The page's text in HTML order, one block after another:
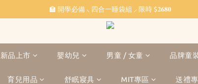
˗ˏˋ 𝔽𝕣𝕖𝕖 𝕊𝕙𝕚𝕡𝕡𝕚𝕟𝕘 ˎˊ˗ 全館滿 $𝟙,𝟘𝟘𝟘 免運
🏫 開學必備 ⸜ 四合一睡袋組 ⸝ 限時 $𝟐𝟔𝟖𝟎
🐳 清涼一夏 🎁 滿額贈 𝗕𝗔𝗕𝗬 𝗕𝗘𝗔𝗥 系列好禮
˗ˏˋ 𝔽𝕣𝕖𝕖 𝕊𝕙𝕚𝕡𝕡𝕚𝕟𝕘 ˎˊ˗ 全館滿 $𝟙,𝟘𝟘𝟘 免運
新品上市 嬰幼兒 男童 / 女童 品牌童
育兒用品 舒眠寢具 MIT專區 送禮